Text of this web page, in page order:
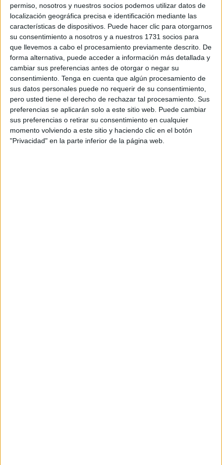
permiso, nosotros y nuestros socios podemos utilizar datos de
localización geográfica precisa e identificación mediante las
características de dispositivos. Puede hacer clic para otorgarnos
su consentimiento a nosotros y a nuestros 1731 socios para
que llevemos a cabo el procesamiento previamente descrito. De
forma alternativa, puede acceder a información más detallada y
cambiar sus preferencias antes de otorgar o negar su
consentimiento. Tenga en cuenta que algún procesamiento de
sus datos personales puede no requerir de su consentimiento,
pero usted tiene el derecho de rechazar tal procesamiento. Sus
preferencias se aplicarán solo a este sitio web. Puede cambiar
sus preferencias o retirar su consentimiento en cualquier
momento volviendo a este sitio y haciendo clic en el botón
"Privacidad" en la parte inferior de la página web.
En ella, los asistentes han tenido la oportunidad de
degustar las paellas realizadas por 5 grupos diferentes
como la de la hermandad de la Pollinica, la de San
Antonio de Padua, el Banco de Alimentosy dos grupos
de la hermandad del Rocío, ‘Los eléctricos’ y ‘El Rengue’.
Posteriormente, por la tarde, se ha anunciado quiénes han
sido los ganadores. La Hermandad de la Pollinica ha
quedado en primer lugar, seguidos de la reunión de la
hermandad del Rocío 'El Rengue' y la 'medalla de bronce'
ha sido para la hermandad de San Antonio.